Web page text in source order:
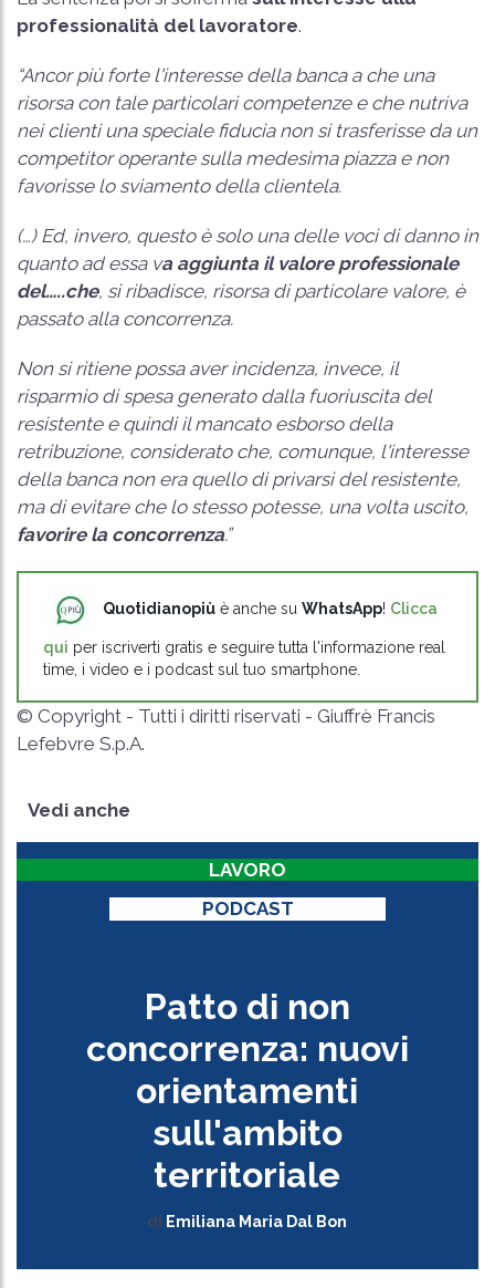
professionalità del lavoratore.
“Ancor più forte l'interesse della banca a che una
risorsa con tale particolari competenze e che nutriva
nei clienti una speciale fiducia non si trasferisse da un
competitor operante sulla medesima piazza e non
favorisse lo sviamento della clientela.
(…) Ed, invero, questo è solo una delle voci di danno in
quanto ad essa va aggiunta il valore professionale
del…..che, si ribadisce, risorsa di particolare valore, è
passato alla concorrenza.
Non si ritiene possa aver incidenza, invece, il
risparmio di spesa generato dalla fuoriuscita del
resistente e quindi il mancato esborso della
retribuzione, considerato che, comunque, l'interesse
della banca non era quello di privarsi del resistente,
ma di evitare che lo stesso potesse, una volta uscito,
favorire la concorrenza.”
Quotidianopiù è anche su WhatsApp! Clicca
qui per iscriverti gratis e seguire tutta l'informazione real
time, i video e i podcast sul tuo smartphone.
© Copyright - Tutti i diritti riservati - Giuffrè Francis
Lefebvre S.p.A.
Vedi anche
LAVORO
PODCAST
Patto di non
concorrenza: nuovi
orientamenti
sull'ambito
territoriale
di Emiliana Maria Dal Bon